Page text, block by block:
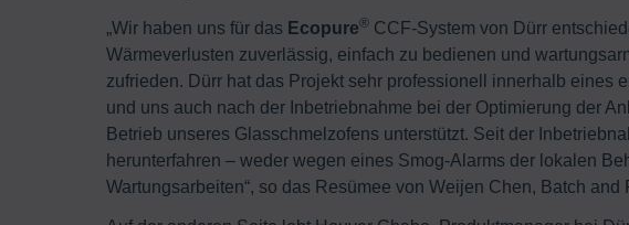
„Wir haben uns für das Ecopure® CCF-System von Dürr
Wärmeverlusten zuverlässig, einfach zu bedienen und
zufrieden. Dürr hat das Projekt sehr professionell innerhalb eines
und uns auch nach der Inbetriebnahme bei der Optimierung der
Betrieb unseres Glasschmelzofens unterstützt. Seit der
herunterfahren – weder wegen eines Smog-Alarms der lokalen
Wartungsarbeiten“, so das Resümee von Weijen Chen, Batch